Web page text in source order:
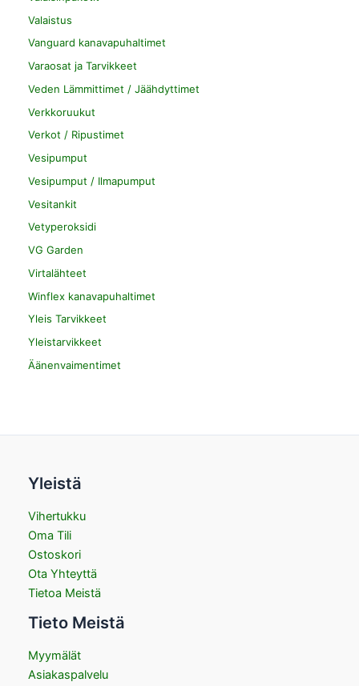
Valaistus
Vanguard kanavapuhaltimet
Varaosat ja Tarvikkeet
Veden Lämmittimet / Jäähdyttimet
Verkkoruukut
Verkot / Ripustimet
Vesipumput
Vesipumput / Ilmapumput
Vesitankit
Vetyperoksidi
VG Garden
Virtalähteet
Winflex kanavapuhaltimet
Yleis Tarvikkeet
Yleistarvikkeet
Äänenvaimentimet
Yleistä
Vihertukku
Oma Tili
Ostoskori
Ota Yhteyttä
Tietoa Meistä
Tieto Meistä
Myymälät
Asiakaspalvelu